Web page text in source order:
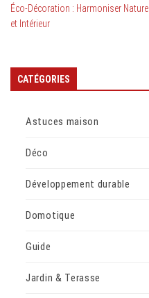
Éco-Décoration : Harmoniser Nature
et Intérieur
CATÉGORIES
Astuces maison
Déco
Développement durable
Domotique
Guide
Jardin & Terasse